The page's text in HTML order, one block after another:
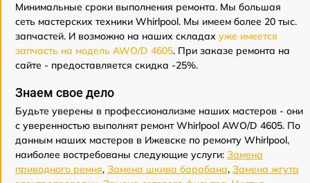
Минимальные сроки выполнения ремонта. Мы большая
сеть мастерских техники Whirlpool. Мы имеем более 20 тыс.
запчастей. И возможно на наших складах уже имеется
запчасть на модель AWO/D 4605. При заказе ремонта на
сайте - предоставляется скидка -25%.
Знаем свое дело
Будьте уверены в профессионализме наших мастеров - они
с уверенностью выполнят ремонт Whirlpool AWO/D 4605. По
данным наших мастеров в Ижевске по ремонту Whirlpool,
наиболее востребованы следующие услуги: Замена
приводного ремня, Замена шкива барабана, Замена жгута